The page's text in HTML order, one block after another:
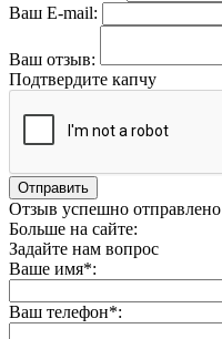
Ваш E-mail:
Ваш отзыв:
Подтвердите капчу
Отправить
Отзыв успешно отправлено
Больше на сайте:
Задайте нам вопрос
Ваше имя*:
Ваш телефон*: